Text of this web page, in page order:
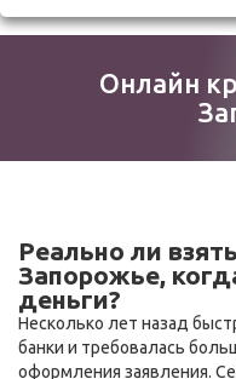
Онлайн
Реально ли
Запорожье,
деньги?
Несколько лет назад
банки и требовалась
оформления заявления.